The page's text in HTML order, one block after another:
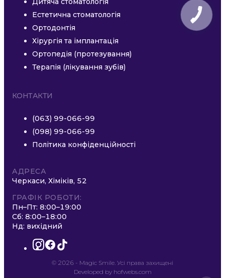
Естетична стоматологія
Ортодонтія
Хірургія та імплантація
Ортопедія (протезування)
Терапія (лікування зубів)
КОНТАКТИ
(063) 99-066-99
(098) 99-066-99
Політика конфіденційності
АДРЕСА
Черкаси, Хіміків, 52
ГРАФІК РОБОТИ:
Пн–Пт: 8:00–19:00
Сб: 8:00–18:00
Нд: вихідний
instagram
facebook
tiktok
© 2026 - Magic Smile. Усі права захищені
Developed by hofwebs.com